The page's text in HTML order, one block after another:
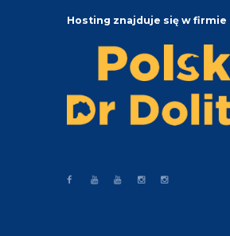
Hosting znajduje się w firmie